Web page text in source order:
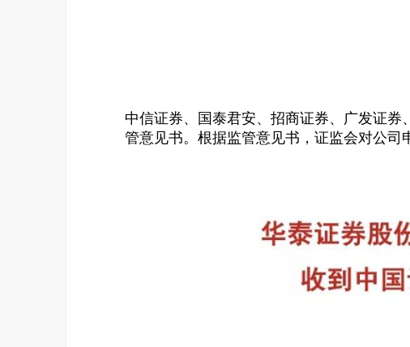
中信证券、国泰君安、招商证券、广发证
管意见书。根据监管意见书，证监会对公司